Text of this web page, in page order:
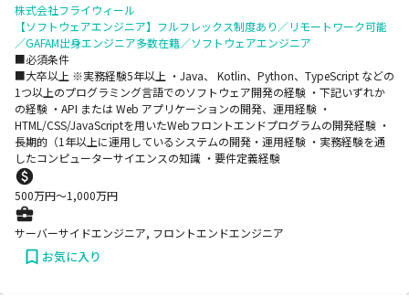
株式会社フライウィール
【ソフトウェアエンジニア】フルフレックス制度あり／リモートワーク可能
／GAFAM出身エンジニア多数在籍／ソフトウェアエンジニア
■必須条件
■大卒以上 ※実務経験5年以上 ・Java、 Kotlin、Python、TypeScript などの
1つ以上のプログラミング言語でのソフトウェア開発の経験 ・下記いずれか
の経験 ・API または Web アプリケーションの開発、運用経験 ・
HTML/CSS/JavaScriptを用いたWebフロントエンドプログラムの開発経験 ・
長期的（1年以上に運用しているシステムの開発・運用経験 ・実務経験を通
したコンピューターサイエンスの知識 ・要件定義経験
500万円〜1,000万円
サーバーサイドエンジニア, フロントエンドエンジニア
お気に入り